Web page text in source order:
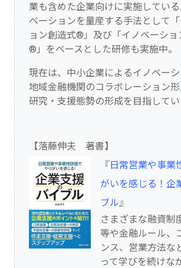
業も含めた企業向けに実施してい
ベーションを量産する手法として
ョン創造式®」及び「イノベーショ
®」をベースとした研修も実施中。
現在は、中小企業によるイノベー
地域金融機関のコラボレーション
研究・支援態勢の形成を目指してい
【落藤伸夫 著書】
『日常営業や事業
がいを感じる！企
ブル 』
さまざまな融資制
等や金融ルール、
ンス、営業方法な
って学びを続けな